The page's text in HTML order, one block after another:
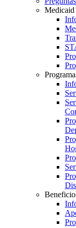
Medicaid